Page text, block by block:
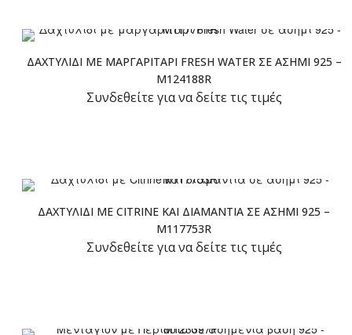
ΔΑΧΤΥΛΊΔΙ ΜΕ ΜΑΡΓΑΡΙΤΆΡΙ FRESH WATER ΣΕ ΑΣΉΜΙ 925 –
M124188R
Συνδεθείτε για να δείτε τις τιμές
ΔΑΧΤΥΛΊΔΙ ΜΕ CITRINE ΚΑΙ ΔΙΑΜΆΝΤΙΑ ΣΕ ΑΣΉΜΙ 925 –
M117753R
Συνδεθείτε για να δείτε τις τιμές